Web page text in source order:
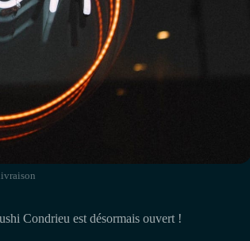
Condrieu est désormais ouvert !